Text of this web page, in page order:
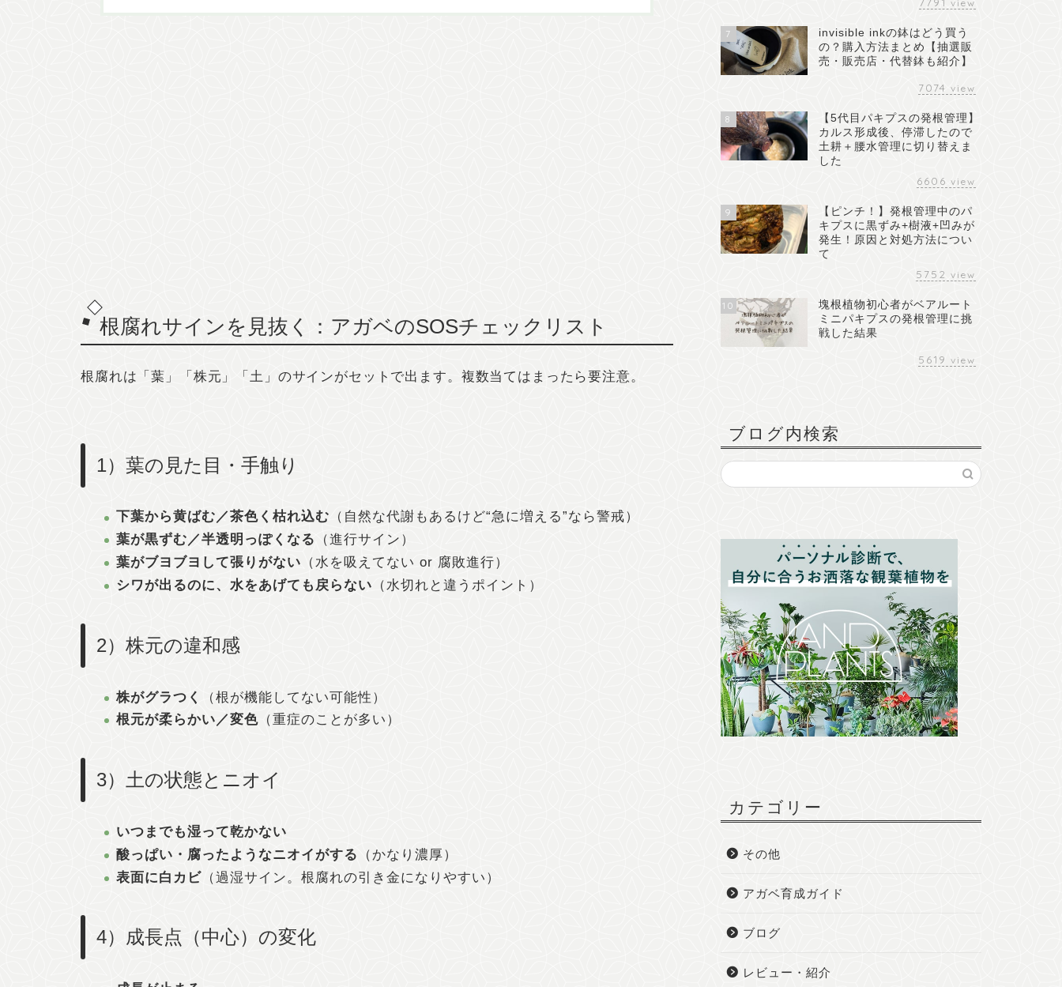
根腐れサインを見抜く：アガベのSOSチェックリスト
根腐れは「葉」「株元」「土」のサインがセットで出ます。複数当てはまったら要注意。
1）葉の見た目・手触り
下葉から黄ばむ／茶色く枯れ込む （自然な代謝もあるけど“急に増える”なら警戒）
葉が黒ずむ／半透明っぽくなる
（進行サイン）
葉がブヨブヨして張りがない （水を吸えてない or 腐敗進行）
シワが出るのに、水をあげても戻らない （水切れと違うポイント）
2）株元の違和感
株がグラつく
（根が機能してない可能性）
根元が柔らかい／変色 （重症のことが多い）
3）土の状態とニオイ
いつまでも湿って乾かない
酸っぱい・腐ったようなニオイがする
（かなり濃厚）
表面に白カビ （過湿サイン。根腐れの引き金になりやすい）
4）成長点（中心）の変化
view
7
invisible inkの鉢はどう買う
の？購入方法まとめ【抽選販
売・販売店・代替鉢も紹介】
7074 view
8
【5代目パキプスの発根管理】
カルス形成後、停滞したので
土耕＋腰水管理に切り替えま
した
6606 view
9
【ピンチ！】発根管理中のパ
キプスに黒ずみ+樹液+凹みが
発生！原因と対処方法につい
て
5752 view
10
塊根植物初心者がベアルート
ミニパキプスの発根管理に挑
戦した結果
5619 view
ブログ内検索
カテゴリー
その他
アガベ育成ガイド
ブログ
レビュー・紹介